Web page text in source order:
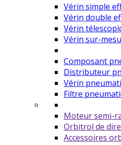
Vérin simple
Vérin double
Vérin
Vérin sur-
Composant
Distributeur
Vérin
Filtre
Moteur semi-
Orbitrol de
Accessoires